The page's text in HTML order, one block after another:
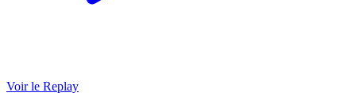
Voir le Replay